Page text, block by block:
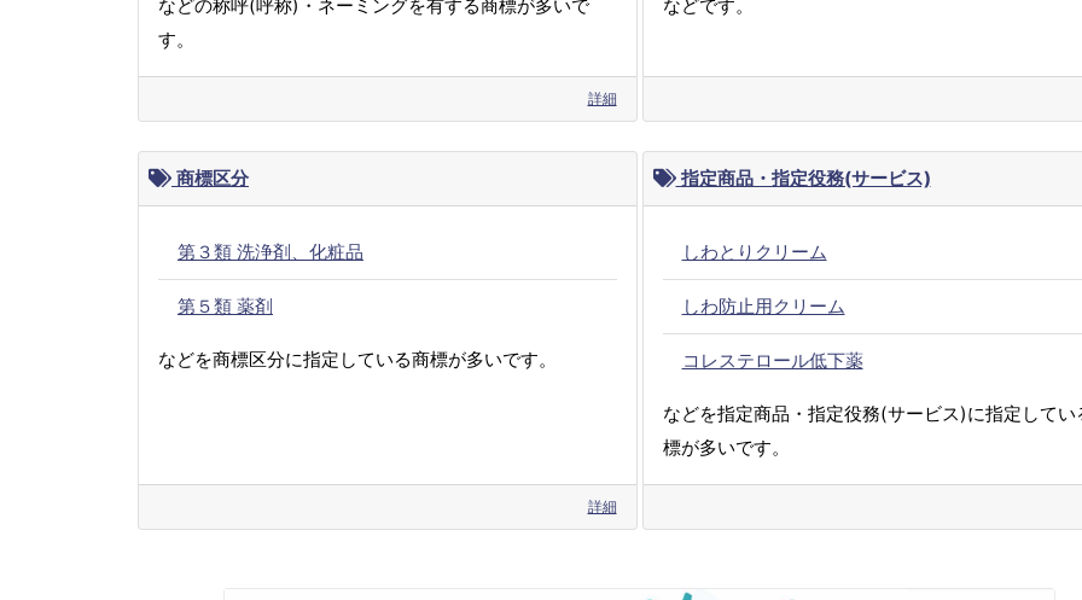
などの称呼(呼称)・ネーミングを有する商標が多いで
す。
詳細
などです。
商標区分
第３類 洗浄剤、化粧品
第５類 薬剤
などを商標区分に指定している商標が多いです。
詳細
指定商品・指定役務(サービス)
しわとりクリーム
しわ防止用クリーム
コレステロール低下薬
などを指定商品・指定役務(サービス)に指定してい
標が多いです。